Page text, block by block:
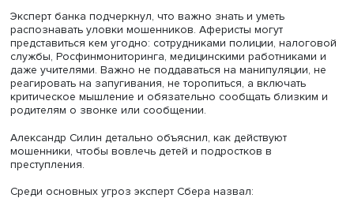
Модерировала вебинар заместитель начальника
организации обучения педагогов ФМЦДарья Леушина
Экспертом выступил исполнительный директор
безопасности Московского банка ПАО «Сбербанк»
Силин.
распознавать уловки мошенников. Аферисты могут
представиться кем угодно: сотрудниками полиции,
службы, Росфинмониторинга, медицинскими
даже учителями. Важно не поддаваться на